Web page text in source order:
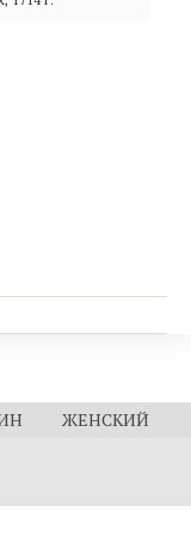
ЖЕНСКИЙ